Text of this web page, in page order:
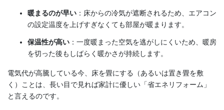
暖まるのが早い ：床からの冷気が遮断されるため、エアコン
の設定温度を上げすぎなくても部屋が暖まります。
保温性が高い ：一度暖まった空気を逃がしにくいため、暖房
を切った後もしばらく暖かさが持続します。
電気代が高騰している今、床を畳にする（あるいは置き畳を敷
く）ことは、長い目で見れば家計に優しい「省エネリフォーム」
と言えるのです。